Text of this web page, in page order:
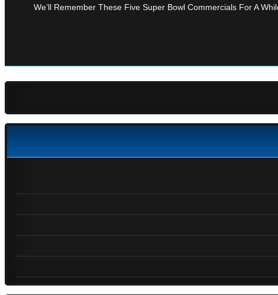
We’ll Remember These Five Super Bowl Commercials For A